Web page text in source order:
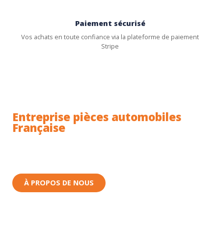
Paiement sécurisé
Vos achats en toute confiance via la plateforme de paiement
Stripe
Entreprise pièces automobiles
Française
À PROPOS DE NOUS